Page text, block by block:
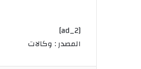
[ad_2]
المصدر : وكالات